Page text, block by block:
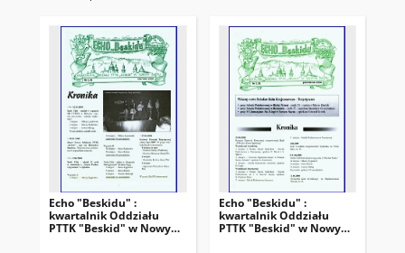
Echo "Beskidu" :
kwartalnik Oddziału
PTTK "Beskid" w Nowym
Echo "Beskidu" :
kwartalnik Oddziału
PTTK "Beskid" w Nowym